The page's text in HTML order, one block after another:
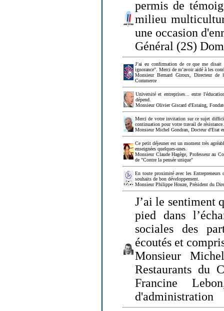
permis de
milieu
une occasion
Général (2S)
J’ai eu confirmation de ce que me disait
ignorance". Merci de m’avoir aidé à les
Monsieur Bernard Giroux, Directeur de
Commerce
Université et entreprises... entre
dépend.
Monsieur Olivier Giscard d'Estaing,
Merci de votre invitation sur ce sujet
continuation pour votre travail de
Monsieur Michel Gondran, Docteur d'Etat
Ce petit déjeuner est un moment très
enseignées quelques-unes.
Monsieur Claude Hagège, Professeur au
de "Contre la pensée unique"
En toute proximité avec les
souhaits de bon développement.
Monsieur Philippe Houze, Président du
J’ai le sentiment
pied dans
sociales des
écoutés et
Monsieur
Restaurants du
Francine
d'administration